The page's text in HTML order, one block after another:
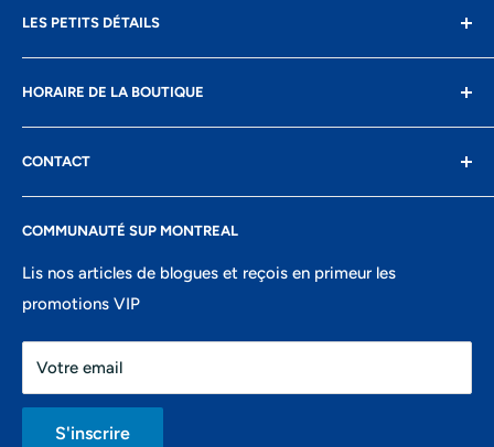
LES PETITS DÉTAILS
Contact
Livraison
Retours
Conditions d'utilisation
Confidentialité
Recherche
Portail ambassadeurs
HORAIRE DE LA BOUTIQUE
Lundi: fermé
Mercredi: 10h-17h
Jeudi: 10h-18h
Vendredi: 10h-18h
Samedi: 10h-16h
Dimanche: fermé
CONTACT
8400 Boul St-Laurent, suite 206,
COMMUNAUTÉ SUP MONTREAL
Lis nos articles de blogues et reçois en primeur les
promotions VIP
Votre email
S'inscrire